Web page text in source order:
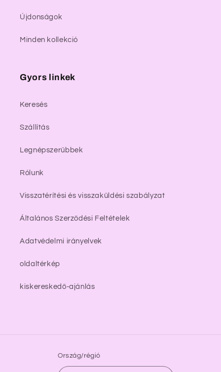
Újdonságok
Minden kollekció
Gyors linkek
Keresés
Szállítás
Legnépszerűbbek
Rólunk
Visszatérítési és visszaküldési szabályzat
Általános Szerződési Feltételek
Adatvédelmi irányelvek
oldaltérkép
kiskereskedő-ajánlás
Ország/régió